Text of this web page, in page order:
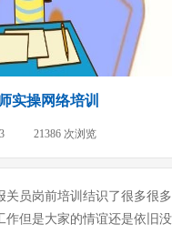
实操网络培训
21386 次浏览
员岗前培训结识了很多很
但是大家的情谊还是依旧